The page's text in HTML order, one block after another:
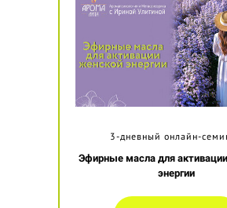
3-дневный онлайн-
Эфирные масла для
энергии